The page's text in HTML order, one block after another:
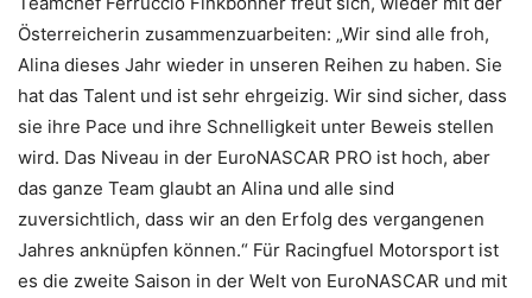
Österreicherin zusammenzuarbeiten: „Wir sind alle froh,
Alina dieses Jahr wieder in unseren Reihen zu haben. Sie
hat das Talent und ist sehr ehrgeizig. Wir sind sicher, dass
sie ihre Pace und ihre Schnelligkeit unter Beweis stellen
wird. Das Niveau in der EuroNASCAR PRO ist hoch, aber
das ganze Team glaubt an Alina und alle sind
zuversichtlich, dass wir an den Erfolg des vergangenen
Jahres anknüpfen können.“ Für Racingfuel Motorsport ist
es die zweite Saison in der Welt von EuroNASCAR und mit